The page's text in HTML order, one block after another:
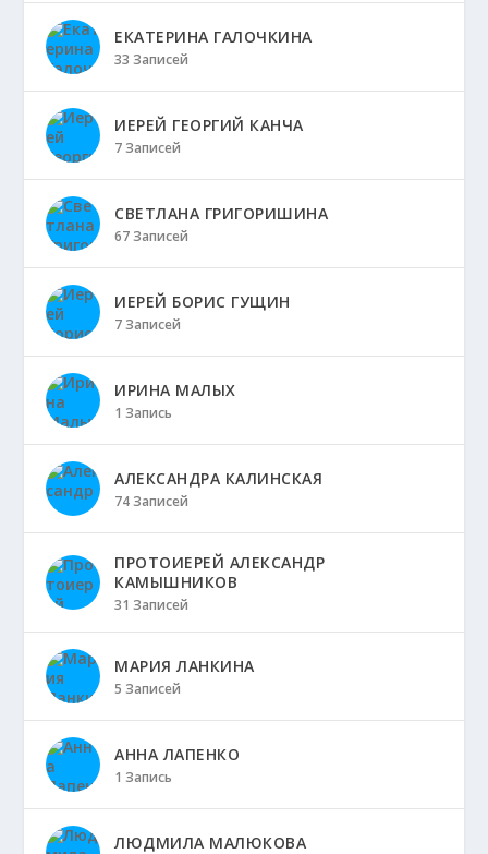
ЕКАТЕРИНА ГАЛОЧКИНА
33 Записей
ИЕРЕЙ ГЕОРГИЙ КАНЧА
7 Записей
СВЕТЛАНА ГРИГОРИШИНА
67 Записей
ИЕРЕЙ БОРИС ГУЩИН
7 Записей
ИРИНА МАЛЫХ
1 Запись
АЛЕКСАНДРА КАЛИНСКАЯ
74 Записей
ПРОТОИЕРЕЙ АЛЕКСАНДР
КАМЫШНИКОВ
31 Записей
МАРИЯ ЛАНКИНА
5 Записей
АННА ЛАПЕНКО
1 Запись
ЛЮДМИЛА МАЛЮКОВА